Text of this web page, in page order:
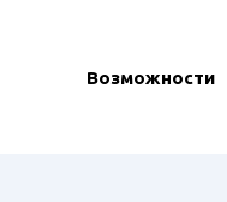
Возможности